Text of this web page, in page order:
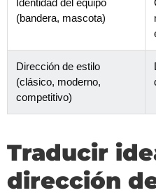
(bandera, mascota)
Dirección de estilo
(clásico, moderno,
competitivo)
Traducir
dirección